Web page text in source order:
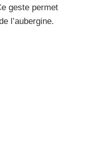
geste permet
l’aubergine.